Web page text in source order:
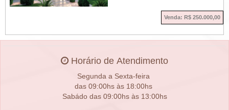
Venda: R$ 250.000,00
Horário de Atendimento
Segunda a Sexta-feira
das 09:00hs às 18:00hs
Sabádo das 09:00hs às 13:00hs